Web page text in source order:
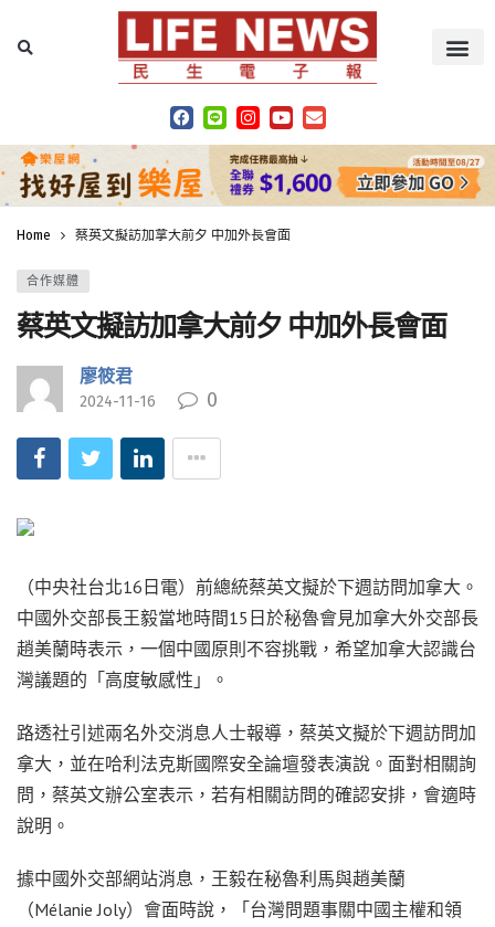
Home 蔡英文擬訪加拿大前夕 中加外長會面
合作媒體
蔡英文擬訪加拿大前夕 中加外長會面
廖筱君
2024-11-16 0
（中央社台北16日電）前總統蔡英文擬於下週訪問加拿大。
中國外交部長王毅當地時間15日於秘魯會見加拿大外交部長
趙美蘭時表示，一個中國原則不容挑戰，希望加拿大認識台
灣議題的「高度敏感性」。
路透社引述兩名外交消息人士報導，蔡英文擬於下週訪問加
拿大，並在哈利法克斯國際安全論壇發表演說。面對相關詢
問，蔡英文辦公室表示，若有相關訪問的確認安排，會適時
說明。
據中國外交部網站消息，王毅在秘魯利馬與趙美蘭
（Mélanie Joly）會面時說，「台灣問題事關中國主權和領